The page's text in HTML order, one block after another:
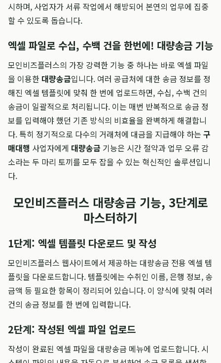
시하며, 사업자가 서류 작업에서 해방되어 본연의 업무에 집중
할 수 있도록 돕습니다.
엑셀 파일로 수십, 수백 건을 한번에! 대량송금 기능
모인비즈플러스의 가장 강력한 기능 중 하나는 바로 엑셀 파일
을 이용한 대량송금입니다. 여러 공급처에 대한 송금 정보를 정
해진 엑셀 템플릿에 맞춰 한 번에 업로드하면, 수십, 수백 건의
송금이 일괄적으로 처리됩니다. 이는 매번 반복적으로 송금 정
보를 입력해야 했던 기존 방식의 비효율을 완벽하게 해결합니
다. 특히 정기적으로 다수의 거래처에 대금을 지급해야 하는 구
매대행 사업자에게 대량송금 기능은 시간 절약과 업무 오류 감
소라는 두 마리 토끼를 모두 잡을 수 있는 혁신적인 솔루션입니
다.
모인비즈플러스 대량송금 기능, 3단계로
마스터하기
1단계: 엑셀 템플릿 다운로드 및 작성
모인비즈플러스 웹사이트에서 제공하는 대량송금 전용 엑셀 템
플릿을 다운로드합니다. 템플릿에는 수취인 이름, 은행 정보, 송
금액 등 필요한 항목이 정리되어 있습니다. 이 양식에 맞춰 여러
건의 송금 정보를 한 번에 입력합니다.
2단계: 작성된 엑셀 파일 업로드
작성이 완료된 엑셀 파일을 대량송금 메뉴에 업로드합니다. 시